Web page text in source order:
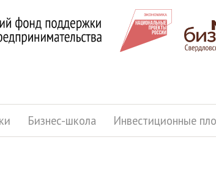
Бизнес-школа Инвестиционные